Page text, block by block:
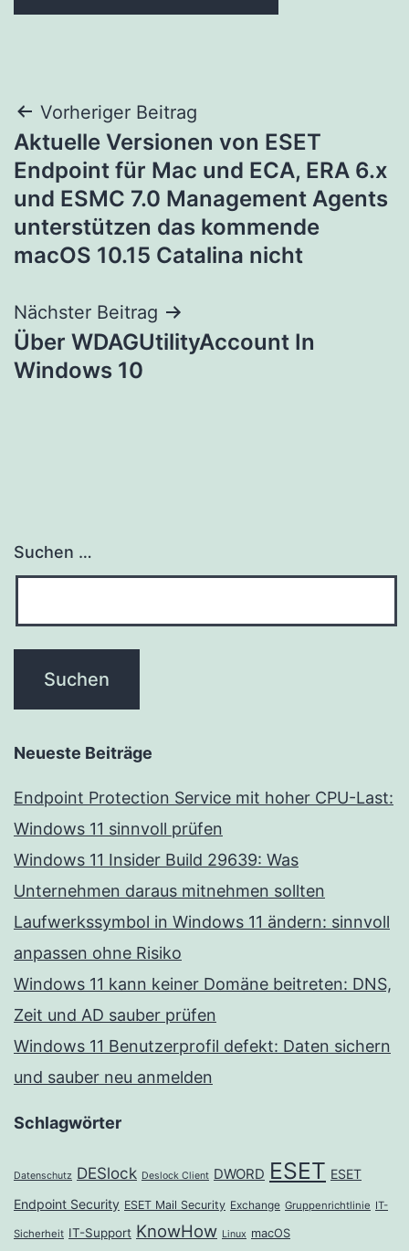
Beitragsnavigation
Vorheriger Beitrag
Aktuelle Versionen von ESET
Endpoint für Mac und ECA, ERA 6.x
und ESMC 7.0 Management Agents
unterstützen das kommende
macOS 10.15 Catalina nicht
Nächster Beitrag
Über WDAGUtilityAccount In
Windows 10
Suchen …
Neueste Beiträge
Endpoint Protection Service mit hoher CPU-Last:
Windows 11 sinnvoll prüfen
Windows 11 Insider Build 29639: Was
Unternehmen daraus mitnehmen sollten
Laufwerkssymbol in Windows 11 ändern: sinnvoll
anpassen ohne Risiko
Windows 11 kann keiner Domäne beitreten: DNS,
Zeit und AD sauber prüfen
Windows 11 Benutzerprofil defekt: Daten sichern
und sauber neu anmelden
Schlagwörter
Datenschutz DESlock Deslock Client DWORD ESET ESET
Endpoint Security ESET Mail Security Exchange Gruppenrichtlinie IT-
Sicherheit IT-Support KnowHow Linux macOS